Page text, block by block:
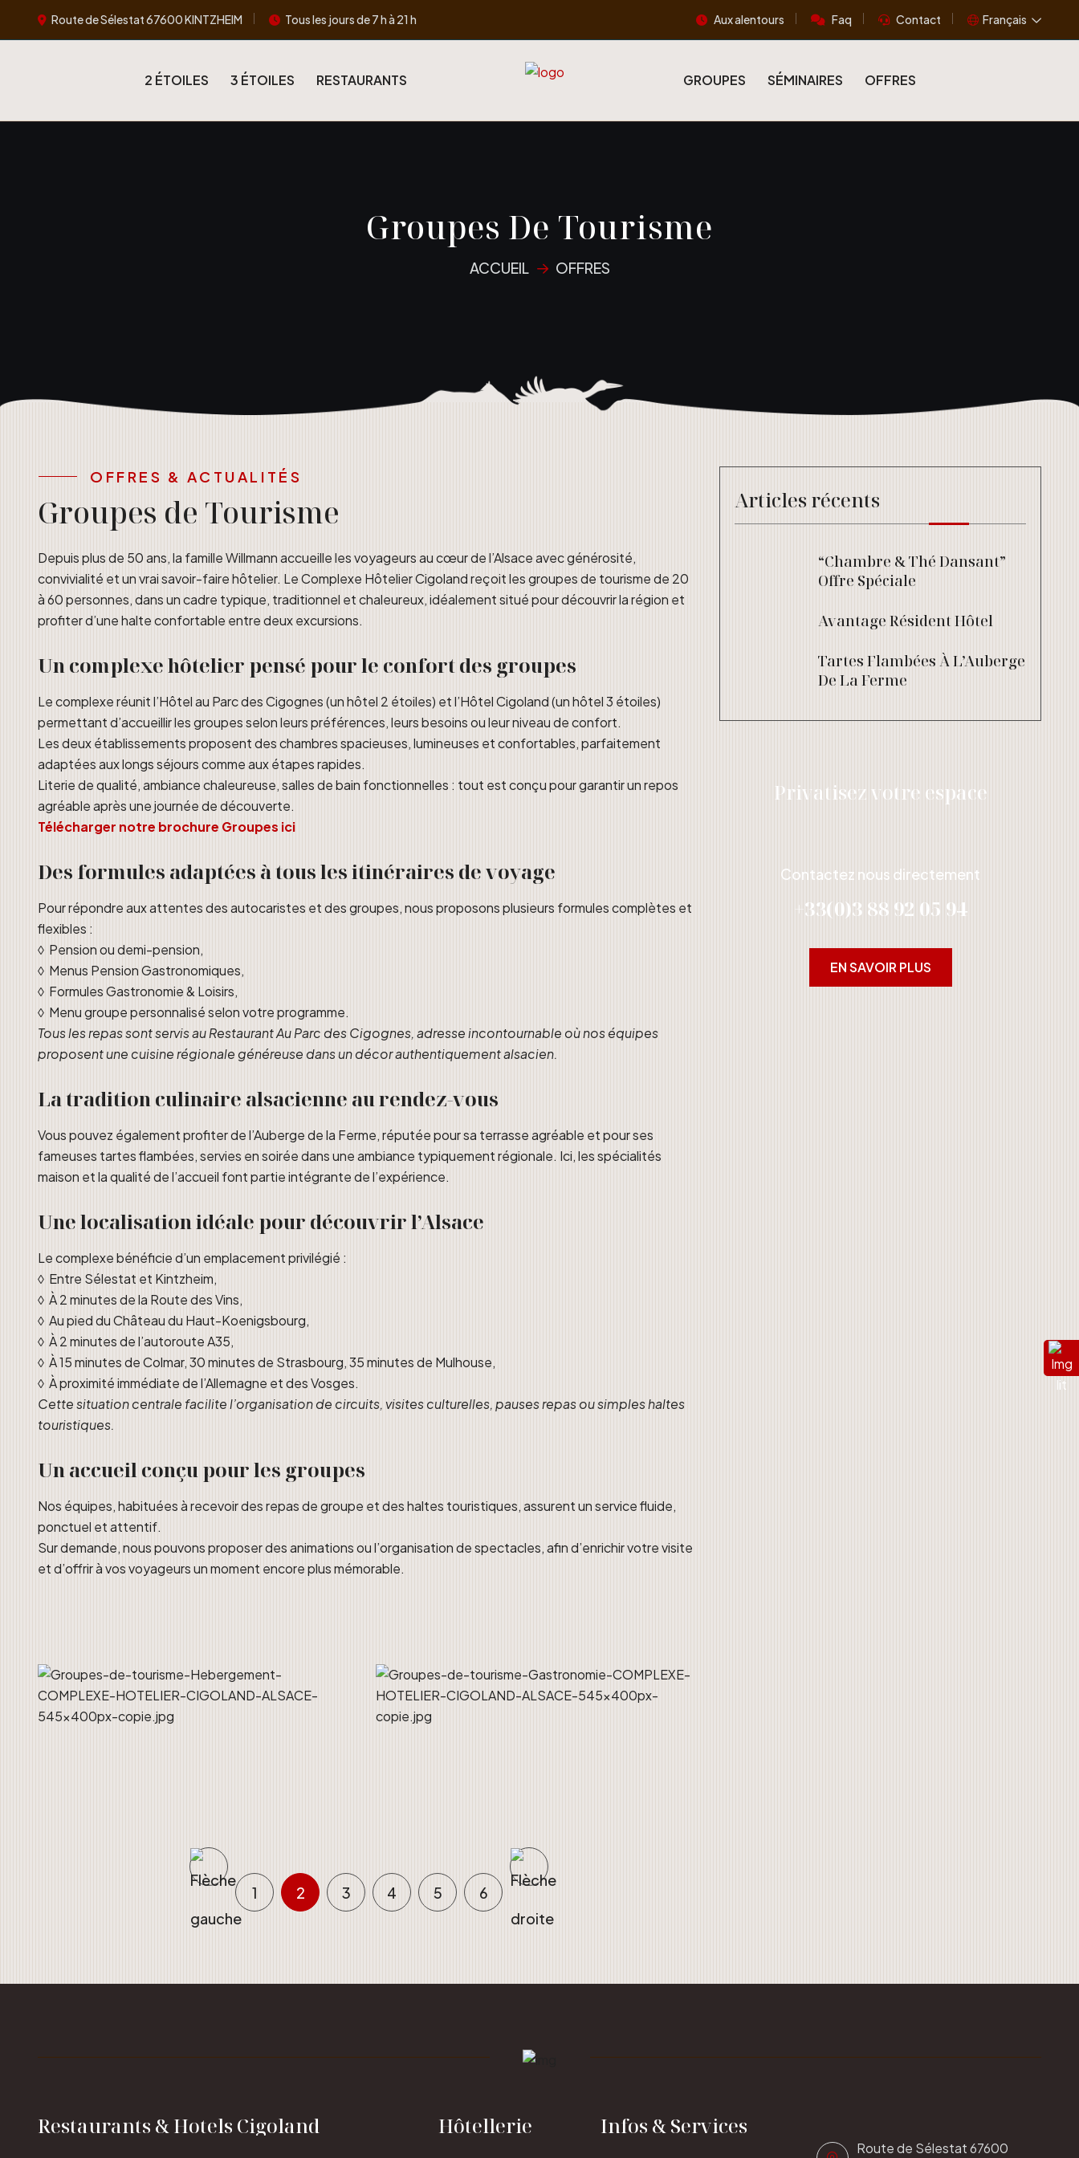
Route de Sélestat 67600 KINTZHEIM Tous les jours de 7 h à 21 h Aux alentours Faq Contact Français
2 ÉTOILES 3 ÉTOILES RESTAURANTS GROUPES SÉMINAIRES OFFRES
Groupes De Tourisme
ACCUEIL OFFRES
OFFRES & ACTUALITÉS
Groupes de Tourisme
Depuis plus de 50 ans, la famille Willmann accueille les voyageurs au cœur de l’Alsace avec générosité,
convivialité et un vrai savoir-faire hôtelier. Le Complexe Hôtelier Cigoland reçoit les groupes de tourisme de 20
à 60 personnes, dans un cadre typique, traditionnel et chaleureux, idéalement situé pour découvrir la région et
profiter d’une halte confortable entre deux excursions.
Un complexe hôtelier pensé pour le confort des groupes
Le complexe réunit l’Hôtel au Parc des Cigognes (un hôtel 2 étoiles) et l’Hôtel Cigoland (un hôtel 3 étoiles)
permettant d’accueillir les groupes selon leurs préférences, leurs besoins ou leur niveau de confort.
Les deux établissements proposent des chambres spacieuses, lumineuses et confortables, parfaitement
adaptées aux longs séjours comme aux étapes rapides.
Literie de qualité, ambiance chaleureuse, salles de bain fonctionnelles : tout est conçu pour garantir un repos
agréable après une journée de découverte.
Télécharger notre brochure Groupes ici
Des formules adaptées à tous les itinéraires de voyage
Pour répondre aux attentes des autocaristes et des groupes, nous proposons plusieurs formules complètes et
flexibles :
◊ Pension ou demi-pension,
◊ Menus Pension Gastronomiques,
◊ Formules Gastronomie & Loisirs,
◊ Menu groupe personnalisé selon votre programme.
Tous les repas sont servis au Restaurant Au Parc des Cigognes, adresse incontournable où nos équipes
proposent une cuisine régionale généreuse dans un décor authentiquement alsacien.
La tradition culinaire alsacienne au rendez-vous
Vous pouvez également profiter de l’Auberge de la Ferme, réputée pour sa terrasse agréable et pour ses
fameuses tartes flambées, servies en soirée dans une ambiance typiquement régionale. Ici, les spécialités
maison et la qualité de l’accueil font partie intégrante de l’expérience.
Une localisation idéale pour découvrir l’Alsace
Le complexe bénéficie d’un emplacement privilégié :
◊ Entre Sélestat et Kintzheim,
◊ À 2 minutes de la Route des Vins,
◊ Au pied du Château du Haut-Koenigsbourg,
◊ À 2 minutes de l’autoroute A35,
◊ À 15 minutes de Colmar, 30 minutes de Strasbourg, 35 minutes de Mulhouse,
◊ À proximité immédiate de l’Allemagne et des Vosges.
Cette situation centrale facilite l’organisation de circuits, visites culturelles, pauses repas ou simples haltes
touristiques.
Un accueil conçu pour les groupes
Nos équipes, habituées à recevoir des repas de groupe et des haltes touristiques, assurent un service fluide,
ponctuel et attentif.
Sur demande, nous pouvons proposer des animations ou l’organisation de spectacles, afin d’enrichir votre visite
et d’offrir à vos voyageurs un moment encore plus mémorable.
1 2 3 4 5 6
Articles récents
“Chambre & Thé Dansant”
Offre Spéciale
Avantage Résident Hôtel
Tartes Flambées À L’Auberge
De La Ferme
Privatisez votre espace
Contactez nous directement
+33(0)3 88 92 05 94
EN SAVOIR PLUS
Restaurants & Hotels Cigoland Hôtellerie Infos & Services
Route de Sélestat 67600